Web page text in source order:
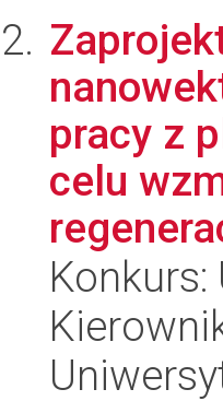
pracy z
celu
Konkurs: